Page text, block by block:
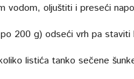
vodom, oljuštiti i preseći
200 g) odseći vrh pa staviti
listića tanko sečene